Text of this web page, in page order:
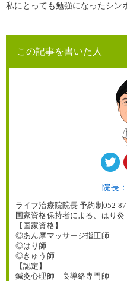
私にとっても勉強になったシン
この記事を書いた人
院長
ライフ治療院院長 予約制052-
国家資格保持者による、はり
【国家資格】
◎あん摩マッサージ指圧師
◎はり師
◎きゅう師
【認定】
鍼灸心理師 良導絡専門師